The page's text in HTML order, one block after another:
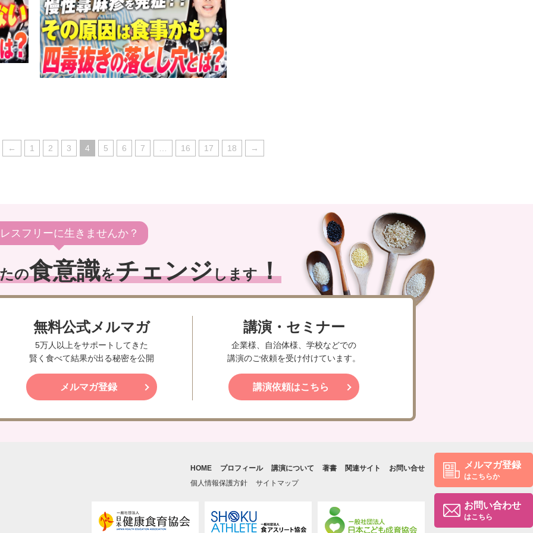
← 1 2 3 4 5 6 7 16 17 18 →
スフリーに生きませんか？
の食意識をチェンジします！
無料公式メルマガ
5万人以上をサポートしてきた
賢く食べて結果が出る秘密を公開
メルマガ登録
講演・セミナー
企業様、自治体様、学校などでの
講演のご依頼を受け付けています。
講演依頼はこちら
メルマガ登録
はこちらか
お問い合わせ
はこちら
HOME プロフィール 講演について 著書 関連サイト
お問い合せ
個人情報保護方針
サイトマップ